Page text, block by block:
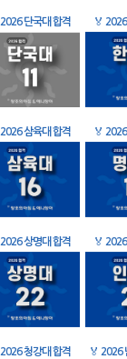
2026 단국대 합격 🏅
2026 삼육대 합격 🏅
2026 상명대 합격 🏅
2026 청강대 합격 🏅 2026